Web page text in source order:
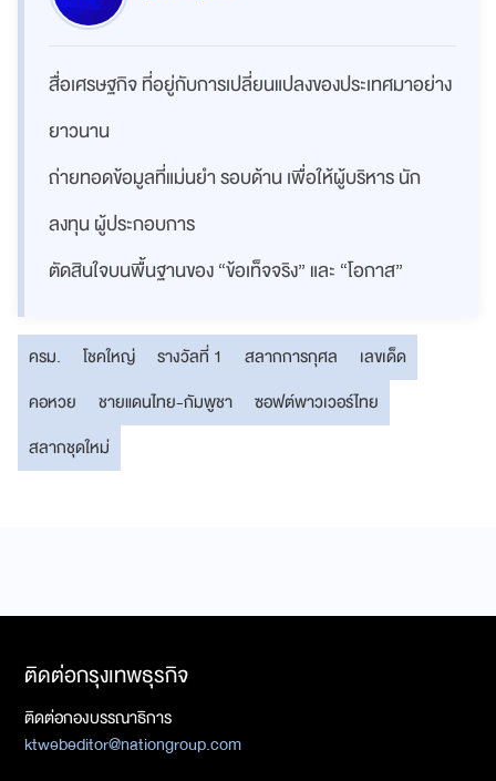
สื่อเศรษฐกิจ ที่อยู่กับการเปลี่ยนแปลงของประเทศมาอย่าง
ยาวนาน
ถ่ายทอดข้อมูลที่แม่นยำ รอบด้าน เพื่อให้ผู้บริหาร นัก
ลงทุน ผู้ประกอบการ
ตัดสินใจบนพื้นฐานของ “ข้อเท็จจริง” และ “โอกาส”
ครม. โชคใหญ่ รางวัลที่ 1 สลากการกุศล
เลขเด็ด
คอหวย
ชายแดนไทย-กัมพูชา
ซอฟต์พาวเวอร์ไทย
สลากชุดใหม่
ติดต่อกรุงเทพธุรกิจ
ติดต่อกองบรรณาธิการ
ktwebeditor@nationgroup.com